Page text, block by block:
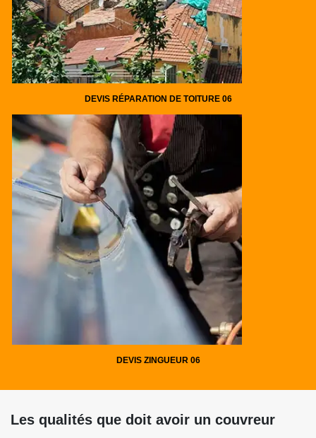
DEVIS RÉPARATION DE TOITURE 06
DEVIS ZINGUEUR 06
Les qualités que doit avoir un couvreur